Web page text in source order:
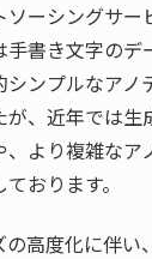
ーシングサー
手書き文字のデ
ンプルなアノ
、近年では生
、より複雑なア
おります。
の高度化に伴い